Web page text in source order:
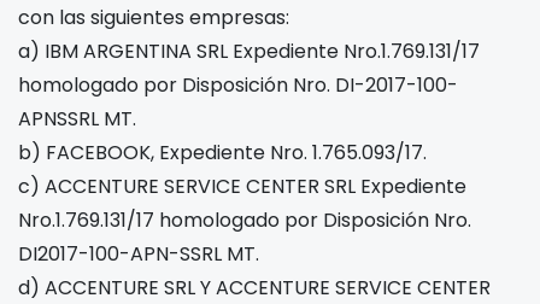
con las siguientes empresas:
a) IBM ARGENTINA SRL Expediente Nro.1.769.131/17
homologado por Disposición Nro. DI-2017-100-
APNSSRL MT.
b) FACEBOOK, Expediente Nro. 1.765.093/17.
c) ACCENTURE SERVICE CENTER SRL Expediente
Nro.1.769.131/17 homologado por Disposición Nro.
DI2017-100-APN-SSRL MT.
d) ACCENTURE SRL Y ACCENTURE SERVICE CENTER